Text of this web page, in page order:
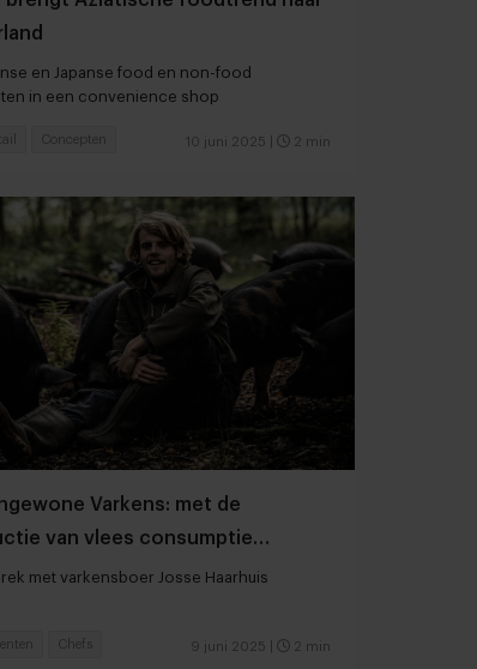
en Japanse food en non-food
in een convenience shop
10 juni 2025 2 min
Concepten
Varkens: met de
van vlees consumptie
met varkensboer Josse Haarhuis
9 juni 2025 2 min
Chefs